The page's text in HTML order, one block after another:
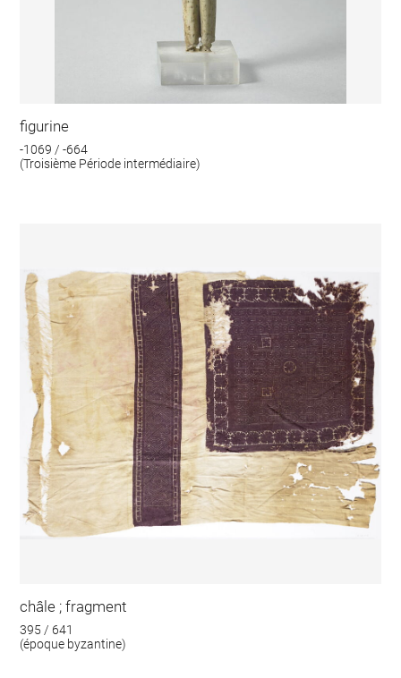
figurine
-1069 / -664
(Troisième Période intermédiaire)
châle ; fragment
395 / 641
(époque byzantine)